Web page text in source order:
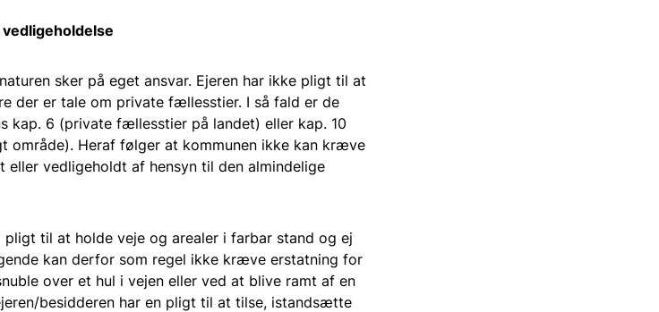
sker på eget ansvar. Ejeren har ikke pligt til at
der er tale om private fællesstier. I så fald er de
kap. 6 (private fællesstier på landet) eller kap. 10
Heraf følger at kommunen ikke kan kræve
vedligeholdt af hensyn til den almindelige
pligt til at holde veje og arealer i farbar stand og ej
kan derfor som regel ikke kræve erstatning for
over et hul i vejen eller ved at blive ramt af en
besidderen har en pligt til at tilse, istandsætte